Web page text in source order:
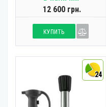
12 600 грн.
КУПИТЬ
24